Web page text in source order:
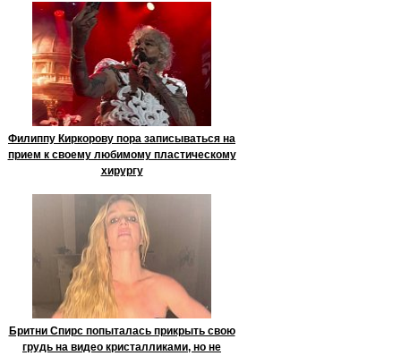
Филиппу Киркорову пора записываться на
прием к своему любимому пластическому
хирургу
Бритни Спирс попыталась прикрыть свою
грудь на видео кристалликами, но не